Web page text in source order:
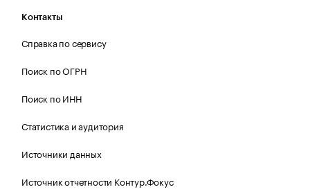
Контакты
Справка по сервису
Поиск по ОГРН
Поиск по ИНН
Статистика и аудитория
Источники данных
Источник отчетности Контур.Фокус